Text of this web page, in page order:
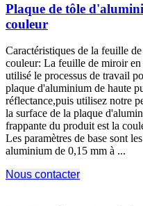
Plaque de tôle
couleur
Caractéristiques de la feuille
couleur: La feuille de miroir
utilisé le processus de travail
plaque d'aluminium de haute
réflectance,puis utilisez notre
la surface de la plaque
frappante du produit est la
Les paramètres de base sont
aluminium de 0,15 mm à ...
Nous contacter